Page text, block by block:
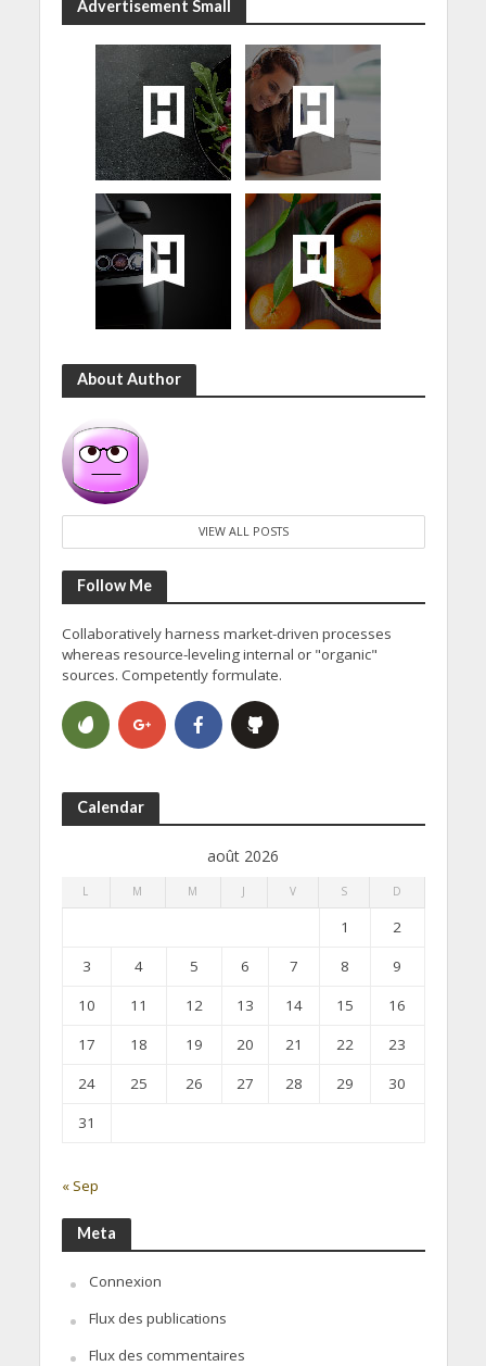
Advertisement Small
About Author
VIEW ALL POSTS
Follow Me
Collaboratively harness market-driven processes
whereas resource-leveling internal or "organic"
sources. Competently formulate.
Calendar
août 2026
L M M J V S D
1
2
3
4 5 6 7 8
9
10
11 12 13 14 15
16
17
18 19 20 21 22
23
24
25 26 27 28 29
30
31
« Sep
Meta
Connexion
Flux des publications
Flux des commentaires